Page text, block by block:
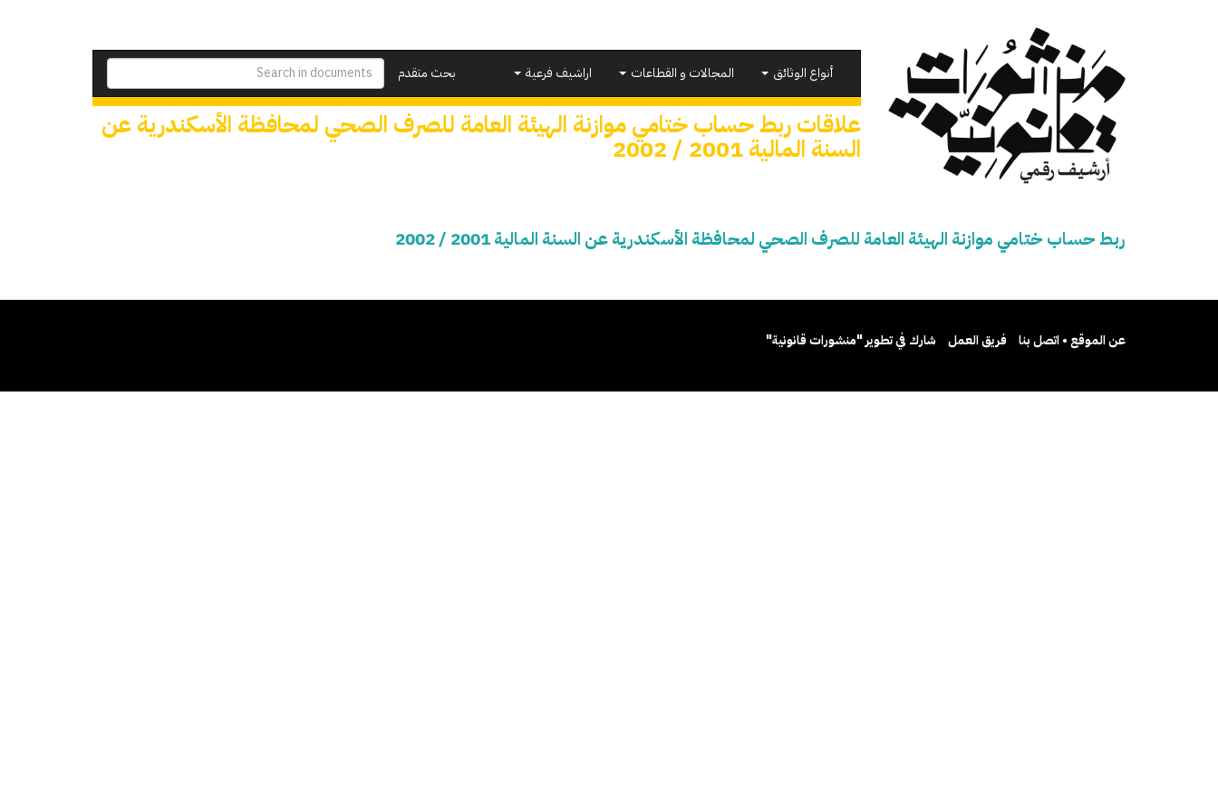
بحث متقدم أنواع الوثائق المجالات و القطاعات اراشيف فرعية
علاقات ربط حساب ختامي موازنة الهيئة العامة للصرف الصحي لمحافظة الأسكندرية عن
السنة المالية 2001 / 2002
ربط حساب ختامي موازنة الهيئة العامة للصرف الصحي لمحافظة الأسكندرية عن السنة المالية 2001 / 2002
عن الموقع • اتصل بنا فريق العمل شارك في تطوير "منشورات قانونية"